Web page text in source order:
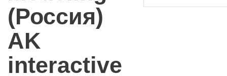
(Россия)
AK
interactive